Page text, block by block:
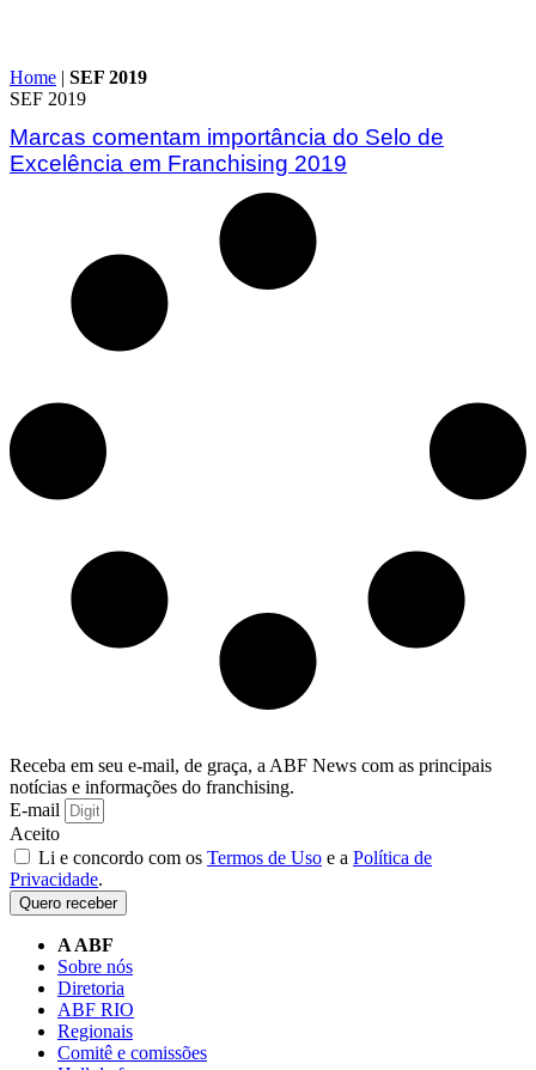
Home | SEF 2019
SEF 2019
Marcas comentam importância do Selo de
Excelência em Franchising 2019
Receba em seu e-mail, de graça, a ABF News com as principais
notícias e informações do franchising.
E-mail
Aceito
Li e concordo com os Termos de Uso e a Política de
Privacidade.
Quero receber
A ABF
Sobre nós
Diretoria
ABF RIO
Regionais
Comitê e comissões